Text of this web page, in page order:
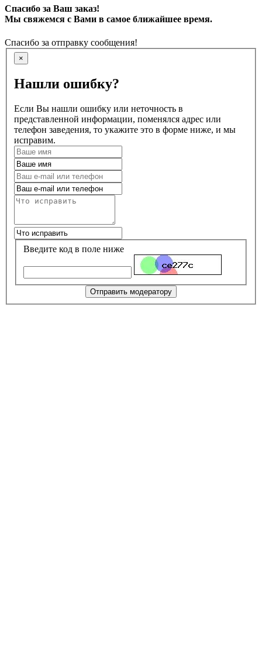
Спасибо за Ваш заказ!
Мы свяжемся с Вами в самое ближайшее время.
Спасибо за отправку сообщения!
×
Нашли ошибку?
Если Вы нашли ошибку или неточность в
представленной информации, поменялся адрес или
телефон заведения, то укажите это в форме ниже, и мы
исправим.
Введите код в поле ниже
Отправить модератору